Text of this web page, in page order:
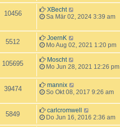
10456
XBecht
Sa Mär 02, 2024 3:39 am
5512
JoernK
Mo Aug 02, 2021 1:20 pm
105695
Moscht
Mo Jun 28, 2021 12:26 pm
39474
mannix
So Okt 08, 2017 9:26 am
5849
carlcromwell
Do Jun 16, 2016 2:36 am